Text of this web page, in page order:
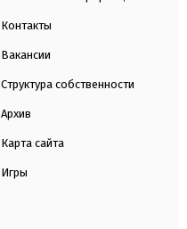
Контакты
Вакансии
Структура собственности
Архив
Карта сайта
Игры